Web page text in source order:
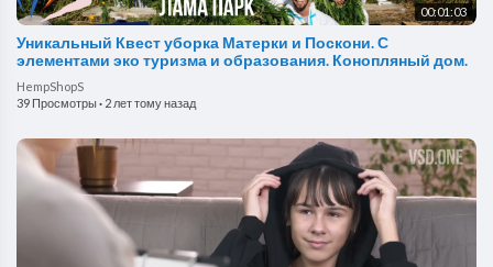
00:01:03
Уникальный Квест уборка Матерки и Поскони. С
элементами эко туризма и образования. Конопляный дом.
HempShopS
39 Просмотры· 2 лет тому назад